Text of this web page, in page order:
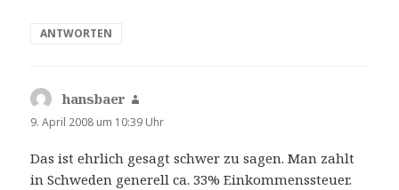
ANTWORTEN
hansbaer
9. April 2008 um 10:39 Uhr
Das ist ehrlich gesagt schwer zu sagen. Man zahlt
in Schweden generell ca. 33% Einkommenssteuer.